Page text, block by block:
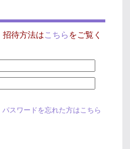
招待方法は こちら をご覧く
パスワードを忘れた方はこちら